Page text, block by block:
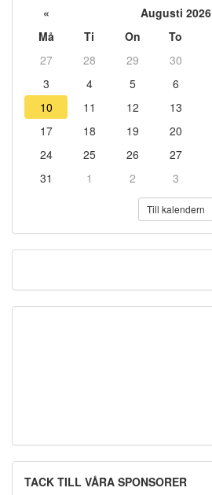
« Augusti 2026
Må
Ti On To
27
28 29 30
3
4 5 6
10
11 12 13
17
18 19 20
24
25 26 27
31
1 2 3
Till kalendern
TACK TILL VÅRA SPONSORER